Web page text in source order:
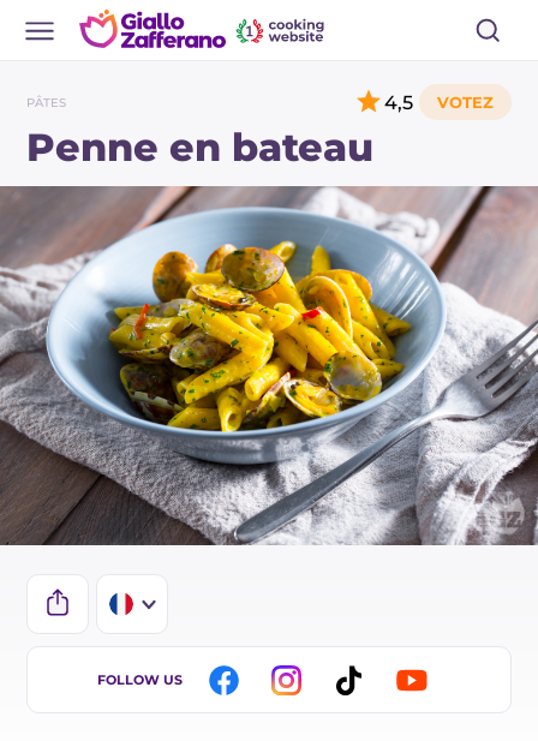
PÂTES
Penne en bateau
4,5
IT
FOLLOW US